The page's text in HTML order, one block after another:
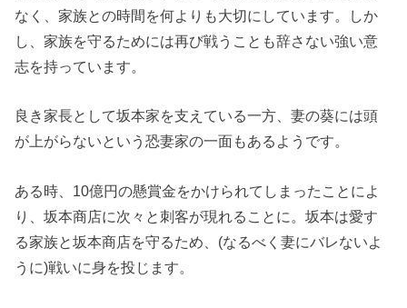
なく、家族との時間を何よりも大切にしています。しか
し、家族を守るためには再び戦うことも辞さない強い意
志を持っています。
良き家長として坂本家を支えている一方、妻の葵には頭
が上がらないという恐妻家の一面もあるようです。
ある時、10億円の懸賞金をかけられてしまったことによ
り、坂本商店に次々と刺客が現れることに。坂本は愛す
る家族と坂本商店を守るため、(なるべく妻にバレないよ
うに)戦いに身を投じます。